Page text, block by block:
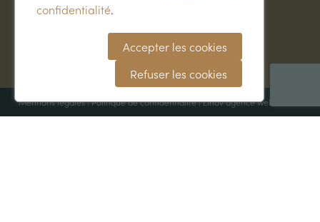
Mentions légales|Politique de confidentialité|Linov agence web
confidentialité.
Accepter les cookies
Refuser les cookies